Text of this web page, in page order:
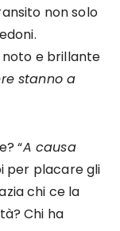
non solo
e brillante
stanno a
“A causa
per placare gli
chi ce la
Chi ha